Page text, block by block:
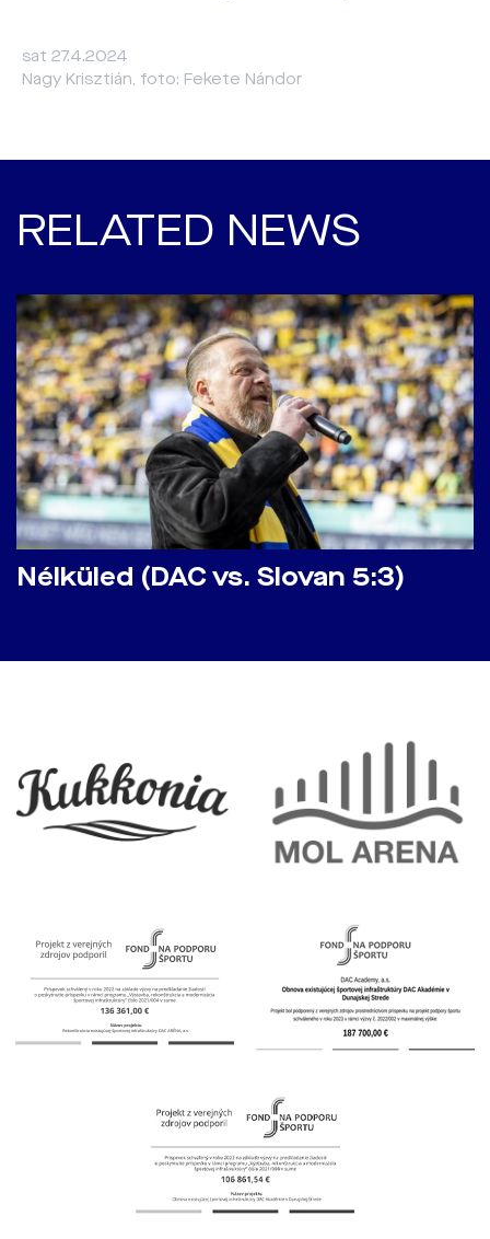
sat 27.4.2024
Nagy Krisztián, foto: Fekete Nándor
RELATED NEWS
Nélküled (DAC vs. Slovan 5:3)